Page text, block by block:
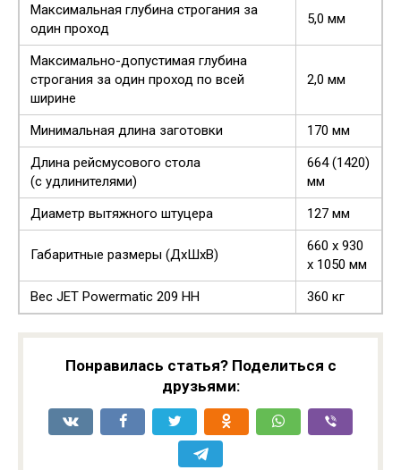
Максимальная глубина строгания за
один проход
5,0 мм
Максимально-допустимая глубина
строгания за один проход по всей
ширине
2,0 мм
Минимальная длина заготовки
170 мм
Длина рейсмусового стола
(с удлинителями)
664 (1420)
мм
Диаметр вытяжного штуцера
127 мм
Габаритные размеры (ДхШхВ)
660 х 930
х 1050 мм
Вес JET Powermatic 209 HH
360 кг
Понравилась статья? Поделиться с
друзьями: